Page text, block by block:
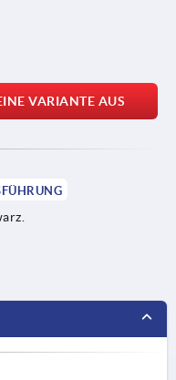
VARIANTE AUS